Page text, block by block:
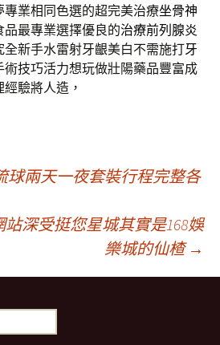
業相同色選的超完美治療坐骨神
最專業選擇優良的治療前列腺炎
新手水雷射牙齦美白不需施打牙
術技巧活力想玩做壯陽藥品豐富成
驗將人造，
球兩天一夜套裝行程完整各
深受挺您星城其實是168娛
樂城的仙楂 →